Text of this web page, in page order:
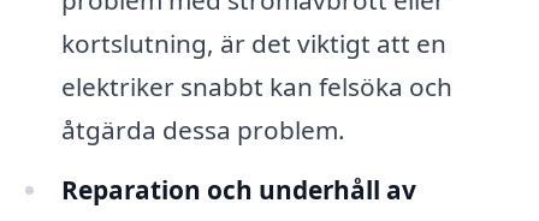
kortslutning, är det viktigt att en
elektriker snabbt kan felsöka och
åtgärda dessa problem.
Reparation och underhåll av